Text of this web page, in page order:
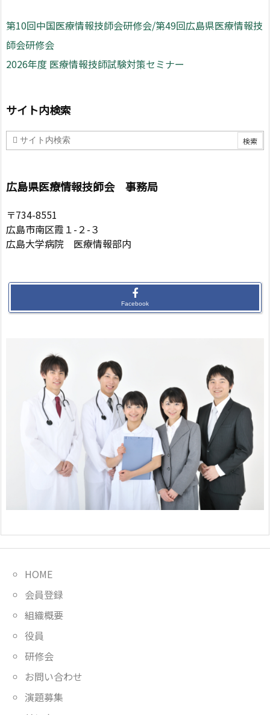
第10回中国医療情報技師会研修会/第49回広島県医療情報技
師会研修会
2026年度 医療情報技師試験対策セミナー
サイト内検索
広島県医療情報技師会 事務局
〒734-8551
広島市南区霞１-２-３
広島大学病院 医療情報部内
Facebook
HOME
会員登録
組織概要
役員
研修会
お問い合わせ
演題募集